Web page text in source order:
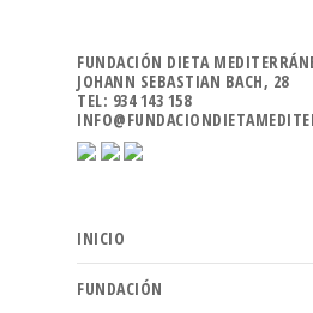
FUNDACIÓN DIETA
JOHANN SEBASTIAN BACH, 28
TEL: 934 143 158
INICIO
FUNDACIÓN